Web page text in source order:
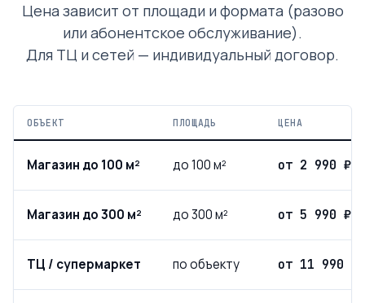
Цена зависит от площади и формата (разово
или абонентское обслуживание).
Для ТЦ и сетей — индивидуальный договор.
ОБЪЕКТ ПЛОЩАДЬ ЦЕНА
Магазин до 100 м² до 100 м² от 2 990 ₽
Магазин до 300 м² до 300 м² от 5 990 ₽
ТЦ / супермаркет по объекту от 11 990 ₽